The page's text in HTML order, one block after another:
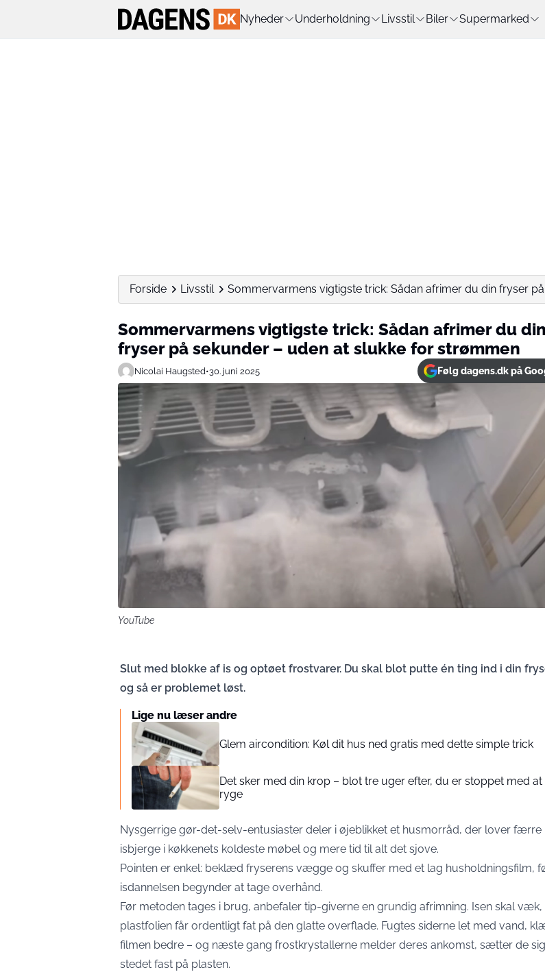
Nyheder Underholdning Livsstil Biler Supermarked
Forside Livsstil Sommervarmens vigtigste trick: Sådan afrimer du din fryser på
Sommervarmens vigtigste trick: Sådan afrimer du din
fryser på sekunder – uden at slukke for strømmen
Nicolai Haugsted•30. juni 2025 Følg dagens.dk på
YouTube
Slut med blokke af is og optøet frostvarer. Du skal blot putte én ting ind i din
og så er problemet løst.
Lige nu læser andre
Glem aircondition: Køl dit hus ned gratis med dette simple trick
Det sker med din krop – blot tre uger efter, du er stoppet med at
ryge
Nysgerrige gør-det-selv-entusiaster deler i øjeblikket et husmorråd, der lover færre
isbjerge i køkkenets koldeste møbel og mere tid til alt det sjove.
Pointen er enkel: beklæd fryserens vægge og skuffer med et lag husholdningsfilm,
isdannelsen begynder at tage overhånd.
Før metoden tages i brug, anbefaler tip-giverne en grundig afrimning. Isen skal væk,
plastfolien får ordentligt fat på den glatte overflade. Fugtes siderne let med vand,
filmen bedre – og næste gang frostkrystallerne melder deres ankomst, sætter de
stedet fast på plasten.